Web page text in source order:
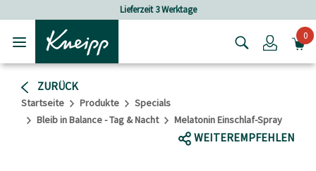
Login0
ZURÜCK
Startseite Produkte
Specials
Bleib in Balance - Tag & Nacht
Melatonin Einschlaf-Spray
WEITEREMPFEHLEN